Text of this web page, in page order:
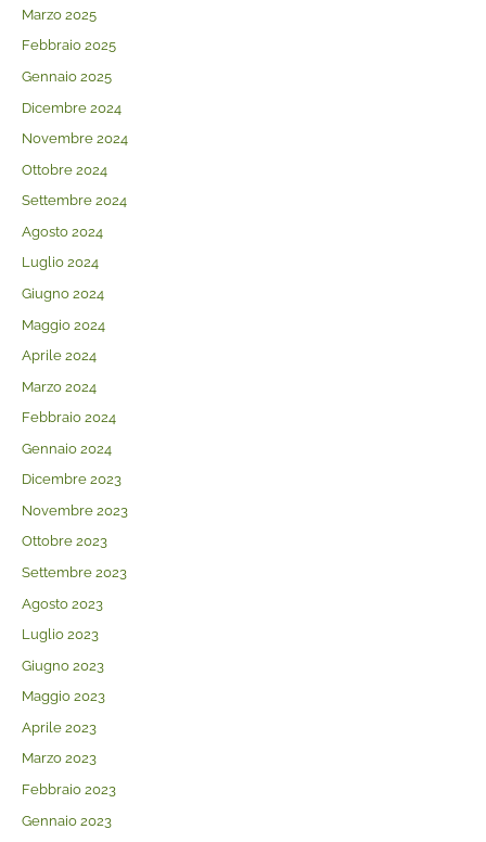
Marzo 2025
Febbraio 2025
Gennaio 2025
Dicembre 2024
Novembre 2024
Ottobre 2024
Settembre 2024
Agosto 2024
Luglio 2024
Giugno 2024
Maggio 2024
Aprile 2024
Marzo 2024
Febbraio 2024
Gennaio 2024
Dicembre 2023
Novembre 2023
Ottobre 2023
Settembre 2023
Agosto 2023
Luglio 2023
Giugno 2023
Maggio 2023
Aprile 2023
Marzo 2023
Febbraio 2023
Gennaio 2023